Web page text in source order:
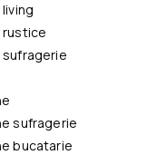
sufragerie
bucatarie